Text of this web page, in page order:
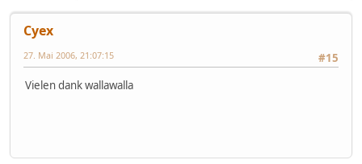
Cyex
#15
27. Mai 2006, 21:07:15
Vielen dank wallawalla